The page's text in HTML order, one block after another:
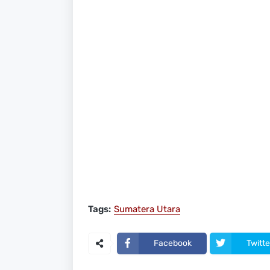
Tags: Sumatera Utara
Facebook